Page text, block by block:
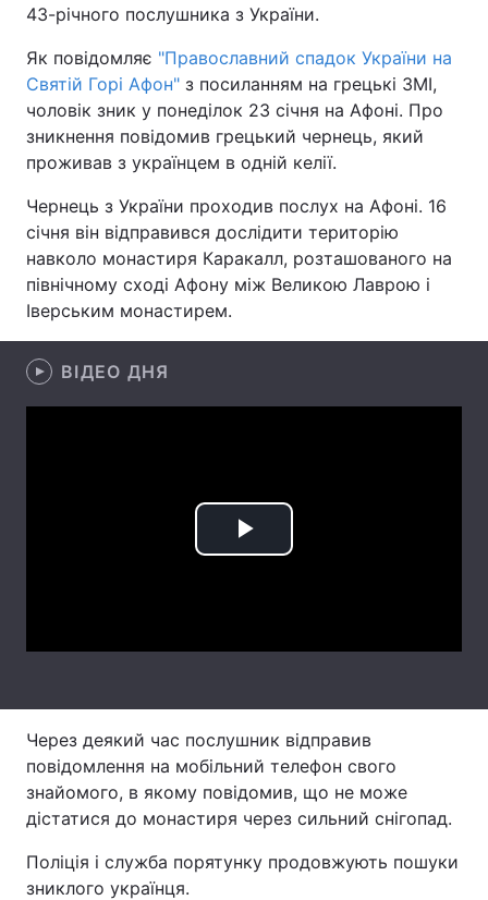
Головна Війна
Економіка Світ
Спорт Наука
Техно і зв'язок Лайт
Зброя
Архів Вакансії
Контакти
43-річного послушника з України.
Як повідомляє "Православний спадок України на
Святій Горі Афон" з посиланням на грецькі ЗМІ,
чоловік зник у понеділок 23 січня на Афоні. Про
зникнення повідомив грецький чернець, який
проживав з українцем в одній келії.
Чернець з України проходив послух на Афоні. 16
січня він відправився дослідити територію
навколо монастиря Каракалл, розташованого на
північному сході Афону між Великою Лаврою і
Іверським монастирем.
ВІДЕО ДНЯ
Play
Через деякий час послушник відправив
повідомлення на мобільний телефон свого
знайомого, в якому повідомив, що не може
дістатися до монастиря через сильний снігопад.
Поліція і служба порятунку продовжують пошуки
зниклого українця.